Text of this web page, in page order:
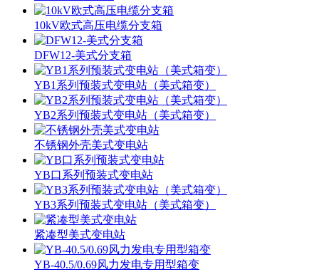
10kV欧式高压电缆分支箱
DFW12-美式分支箱
YB1系列预装式变电站（美式箱变）
YB2系列预装式变电站（美式箱变）
不锈钢外壳美式变电站
YB口系列预装式变电站
YB3系列预装式变电站（美式箱变）
紧凑型美式变电站
YB-40.5/0.69风力发电专用型箱变